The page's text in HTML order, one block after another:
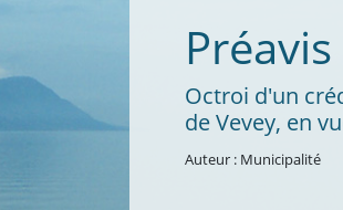
Octroi d'un
de Vevey, en
Auteur : Municipalité